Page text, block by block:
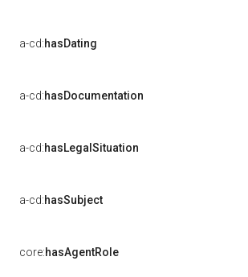
a-cd:hasDating
a-cd:hasDocumentation
a-cd:hasLegalSituation
a-cd:hasSubject
core:hasAgentRole